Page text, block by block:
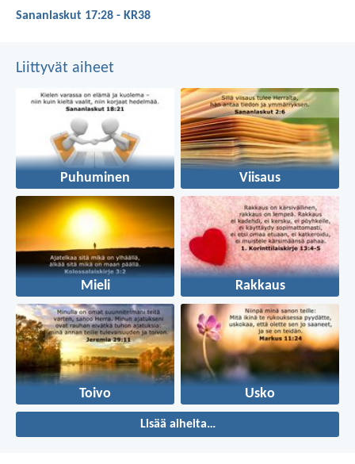
Sananlaskut 17:28 - KR38
Liittyvät aiheet
Puhuminen Viisaus
Mieli Rakkaus
Toivo Usko
Lisää aiheita…